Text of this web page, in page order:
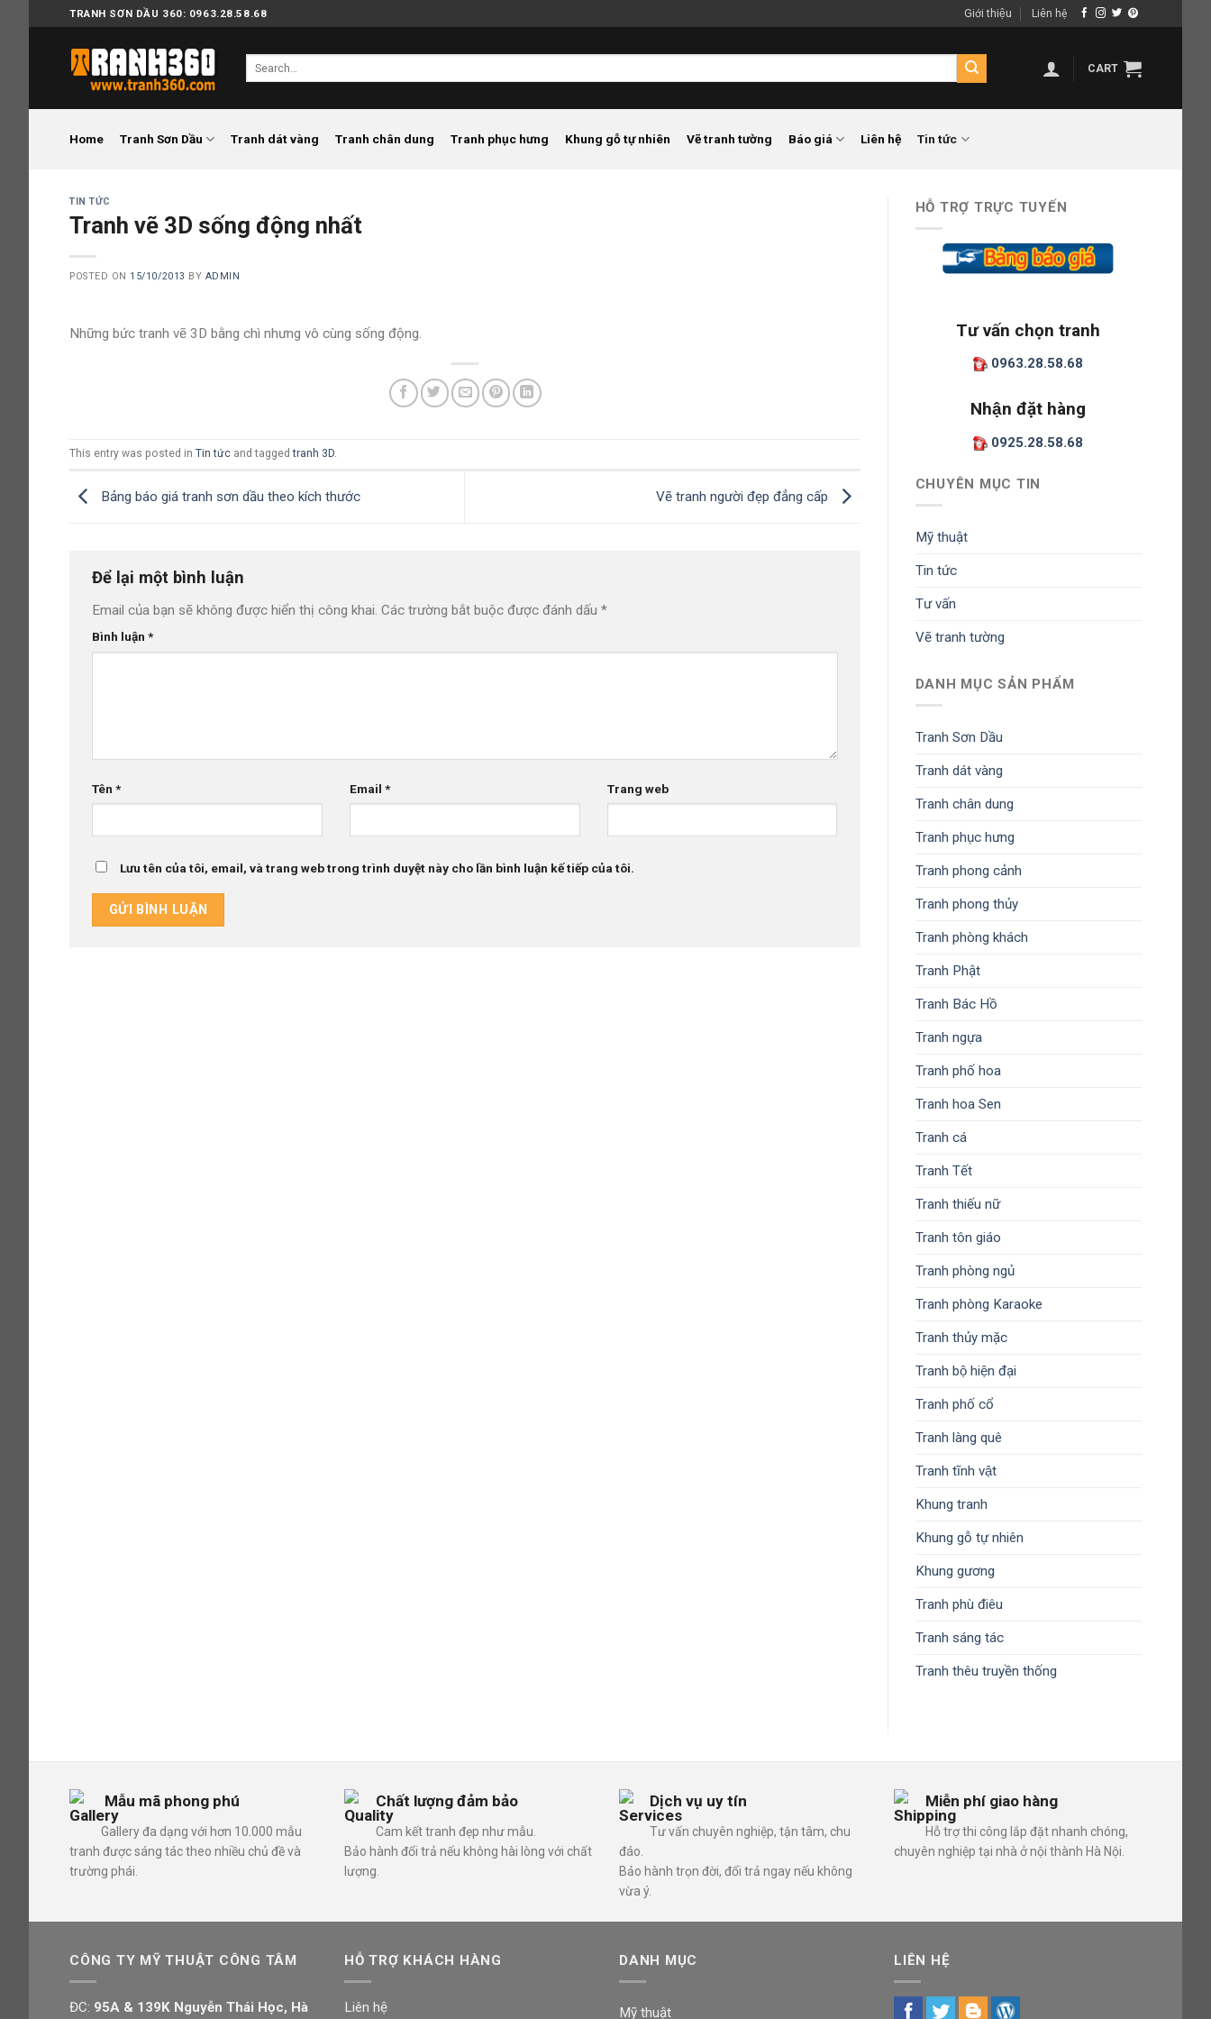
to
content
TRANH SƠN DẦU 360: 0963.28.58.68 Giới thiệu Liên hệ
CART
Home Tranh Sơn Dầu Tranh dát vàng Tranh chân dung Tranh phục hưng Khung gỗ tự nhiên Vẽ tranh tường Báo giá Liên hệ Tin tức
TIN TỨC
Tranh vẽ 3D sống động nhất
POSTED ON 15/10/2013 BY ADMIN
Những bức tranh vẽ 3D bằng chì nhưng vô cùng sống động.
This entry was posted in Tin tức and taggedtranh 3D.
Bảng báo giá tranh sơn dầu theo kích thước Vẽ tranh người đẹp đẳng cấp
Để lại một bình luận
Email của bạn sẽ không được hiển thị công khai. Các trường bắt buộc được đánh dấu *
Bình luận *
Tên * Email * Trang web
Lưu tên của tôi, email, và trang web trong trình duyệt này cho lần bình luận kế tiếp của tôi.
HỖ TRỢ TRỰC TUYẾN
Tư vấn chọn tranh
0963.28.58.68
Nhận đặt hàng
0925.28.58.68
CHUYÊN MỤC TIN
Mỹ thuật
Tin tức
Tư vấn
Vẽ tranh tường
DANH MỤC SẢN PHẨM
Tranh Sơn Dầu
Tranh dát vàng
Tranh chân dung
Tranh phục hưng
Tranh phong cảnh
Tranh phong thủy
Tranh phòng khách
Tranh Phật
Tranh Bác Hồ
Tranh ngựa
Tranh phố hoa
Tranh hoa Sen
Tranh cá
Tranh Tết
Tranh thiếu nữ
Tranh tôn giáo
Tranh phòng ngủ
Tranh phòng Karaoke
Tranh thủy mặc
Tranh bộ hiện đại
Tranh phố cổ
Tranh làng quê
Tranh tĩnh vật
Khung tranh
Khung gỗ tự nhiên
Khung gương
Tranh phù điêu
Tranh sáng tác
Tranh thêu truyền thống
Mẫu mã phong phú
Gallery đa dạng với hơn 10.000 mẫu
tranh được sáng tác theo nhiều chủ đề và
trường phái.
Chất lượng đảm bảo
Cam kết tranh đẹp như mẫu.
Bảo hành đổi trả nếu không hài lòng với chất
lượng.
Dịch vụ uy tín
Tư vấn chuyên nghiệp, tận tâm, chu
đáo.
Bảo hành trọn đời, đổi trả ngay nếu không
vừa ý.
Miễn phí giao hàng
Hỗ trợ thi công lắp đặt nhanh chóng,
chuyên nghiệp tại nhà ở nội thành Hà Nội.
CÔNG TY MỸ THUẬT CÔNG TÂM
ĐC: 95A & 139K Nguyễn Thái Học, Hà
HỖ TRỢ KHÁCH HÀNG
Liên hệ
DANH MỤC
Mỹ thuật
LIÊN HỆ